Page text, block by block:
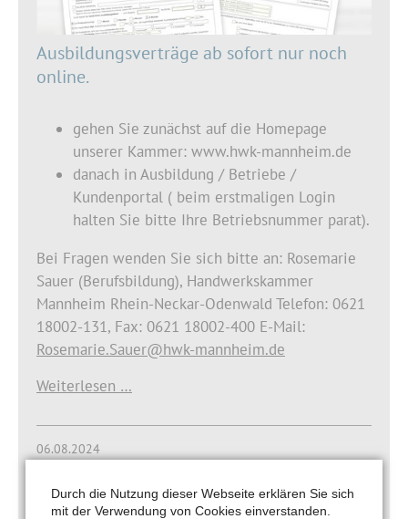
Ausbildungsverträge ab sofort nur noch
online.
gehen Sie zunächst auf die Homepage
unserer Kammer: www.hwk-mannheim.de
danach in Ausbildung / Betriebe /
Kundenportal ( beim erstmaligen Login
halten Sie bitte Ihre Betriebsnummer parat).
Bei Fragen wenden Sie sich bitte an: Rosemarie
Sauer (Berufsbildung), Handwerkskammer
Mannheim Rhein-Neckar-Odenwald Telefon: 0621
18002-131, Fax: 0621 18002-400 E-Mail:
Rosemarie.Sauer@hwk-mannheim.de
Weiterlesen …
06.08.2024
So gelingt ein guter Start in die Lehrzeit
Durch die Nutzung dieser Webseite erklären Sie sich
mit der Verwendung von Cookies einverstanden.